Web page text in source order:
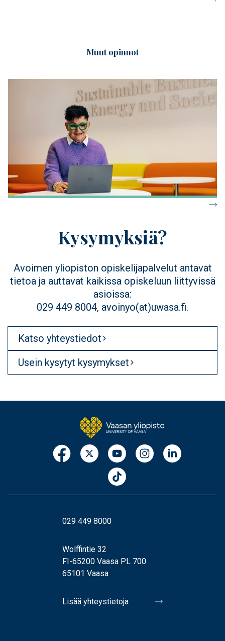
Muut opinnot
Kysymyksiä?
Avoimen yliopiston opiskelijapalvelut antavat
tietoa ja auttavat kaikissa opiskeluun liittyvissä
asioissa:
029 449 8004, avoinyo(at)uwasa.fi.
Katso yhteystiedot
Usein kysytyt kysymykset
029 449 8000
Wolffintie 32
FI-65200 Vaasa PL 700
65101 Vaasa
Lisää yhteystietoja